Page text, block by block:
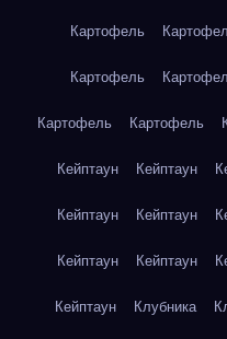
Картофель
Картофель
Картофель Картофель
Кейптаун Кейптаун
Кейптаун Кейптаун
Кейптаун Кейптаун
Кейптаун Клубника